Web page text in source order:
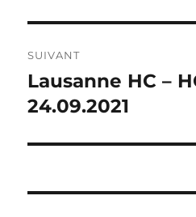
SUIVANT
Publication
suivante :
Lausanne HC –
24.09.2021